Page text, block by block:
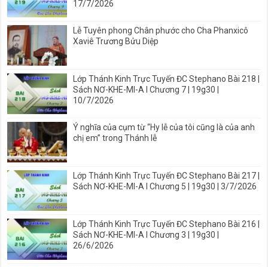
17/7/2026
Lễ Tuyên phong Chân phước cho Cha Phanxicô
Xaviê Trương Bửu Diệp
Lớp Thánh Kinh Trực Tuyến ĐC Stephano Bài 218 |
Sách NƠ-KHE-MI-A I Chương 7 | 19g30 |
10/7/2026
Ý nghĩa của cụm từ “Hy lễ của tôi cũng là của anh
chị em” trong Thánh lễ
Lớp Thánh Kinh Trực Tuyến ĐC Stephano Bài 217 |
Sách NƠ-KHE-MI-A I Chương 5 | 19g30 | 3/7/2026
Lớp Thánh Kinh Trực Tuyến ĐC Stephano Bài 216 |
Sách NƠ-KHE-MI-A I Chương 3 | 19g30 |
26/6/2026